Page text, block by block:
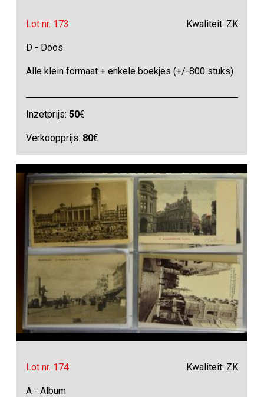
Lot nr. 173 Kwaliteit: ZK
D - Doos
Alle klein formaat + enkele boekjes (+/-800 stuks)
Inzetprijs:50€
Verkoopprijs: 80€
Lot nr. 174 Kwaliteit: ZK
A - Album